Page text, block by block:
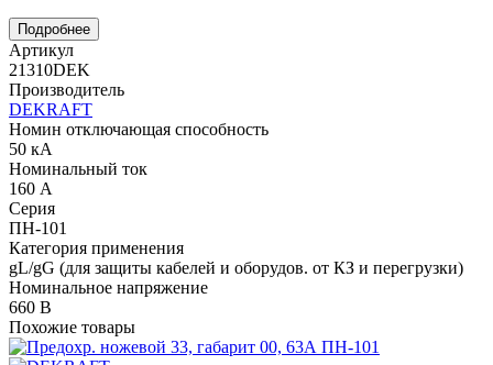
Подробнее
Артикул
21310DEK
Производитель
DEKRAFT
Номин отключающая способность
50 кА
Номинальный ток
160 А
Серия
ПН-101
Категория применения
gL/gG (для защиты кабелей и оборудов. от КЗ и перегрузки)
Номинальное напряжение
660 В
Похожие товары